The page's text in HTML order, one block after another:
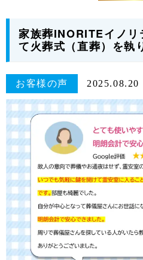
家族葬INORITEイノリ
て火葬式（直葬）を執
お客様の声 2025.08.20